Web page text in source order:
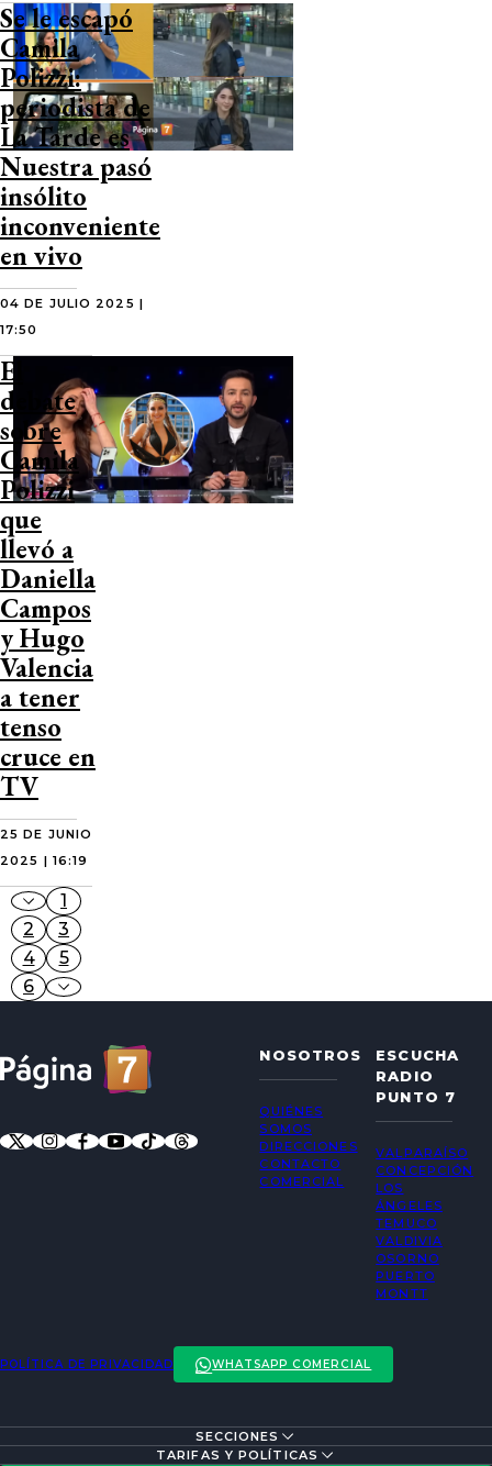
Se le escapó
Camila
Polizzi:
periodista de
La Tarde es
Nuestra pasó
insólito
inconveniente
en vivo
04 DE JULIO 2025 |
17:50
El
debate
sobre
Camila
Polizzi
que
llevó a
Daniella
Campos
y Hugo
Valencia
a tener
tenso
cruce en
TV
25 DE JUNIO
2025 | 16:19
1
2
3
4
5
6
NOSOTROS
QUIÉNES
SOMOS
DIRECCIONES
CONTACTO
COMERCIAL
ESCUCHA
RADIO
PUNTO 7
VALPARAÍSO
CONCEPCIÓN
LOS
ÁNGELES
TEMUCO
VALDIVIA
OSORNO
PUERTO
MONTT
POLÍTICA DE PRIVACIDAD WHATSAPP COMERCIAL
SECCIONES
TARIFAS Y POLÍTICAS